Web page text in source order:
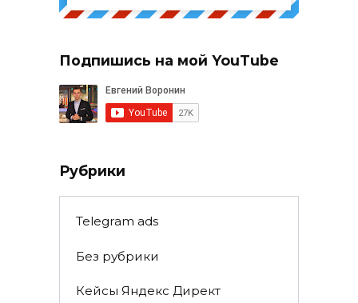
Подпишись на мой YouTube
Рубрики
Telegram ads
Без рубрики
Кейсы Яндекс Директ